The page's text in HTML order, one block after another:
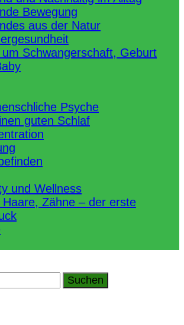
Bewegung
aus der Natur
um Schwangerschaft, Geburt
Psyche
guten Schlaf
und Wellness
Haare, Zähne – der erste